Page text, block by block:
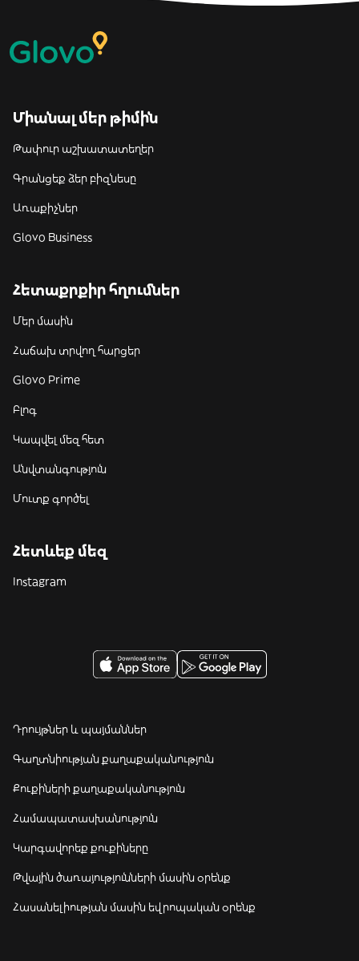
Միանալ մեր թիմին
Թափուր աշխատատեղեր
Գրանցեք ձեր բիզնեսը
Առաքիչներ
Glovo Business
Հետաքրքիր հղումներ
Մեր մասին
Հաճախ տրվող հարցեր
Glovo Prime
Բլոգ
Կապվել մեզ հետ
Անվտանգություն
Մուտք գործել
Հետևեք մեզ
Instagram
Դրույթներ և պայմաններ
Գաղտնիության քաղաքականություն
Քուքիների քաղաքականություն
Համապատասխանություն
Կարգավորեք քուքիները
Թվային ծառայությունների մասին օրենք
Հասանելիության մասին եվրոպական օրենք